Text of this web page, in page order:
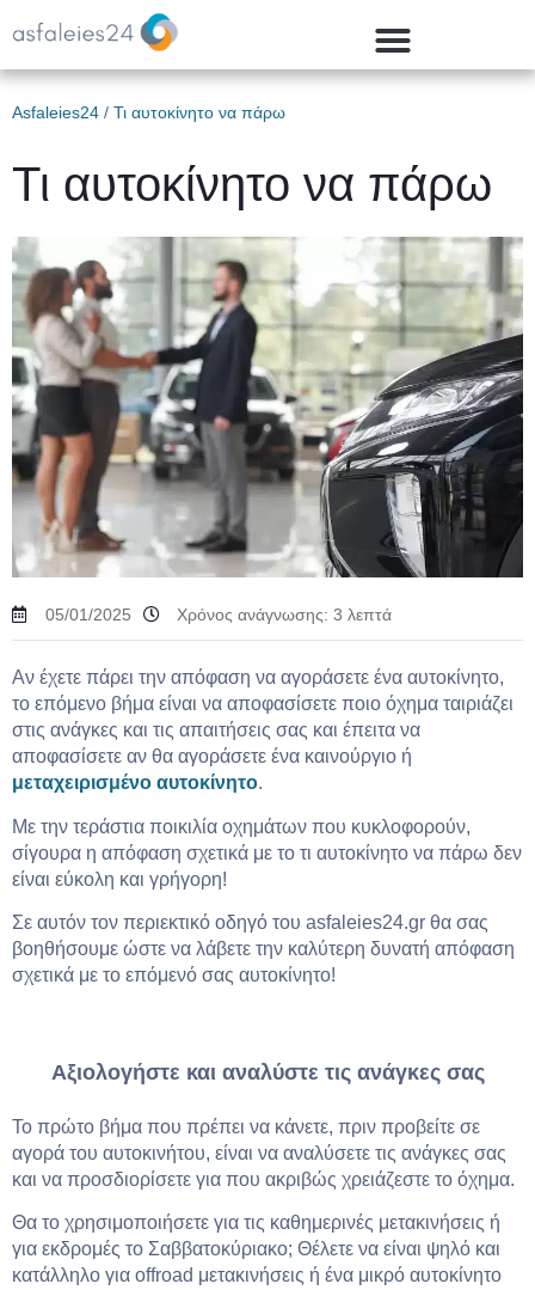
Asfaleies24 / Τι αυτοκίνητο να πάρω
Τι αυτοκίνητο να πάρω
05/01/2025 Χρόνος ανάγνωσης: 3 λεπτά
Αν έχετε πάρει την απόφαση να αγοράσετε ένα αυτοκίνητο,
το επόμενο βήμα είναι να αποφασίσετε ποιο όχημα ταιριάζει
στις ανάγκες και τις απαιτήσεις σας και έπειτα να
αποφασίσετε αν θα αγοράσετε ένα καινούργιο ή
μεταχειρισμένο αυτοκίνητο.
Με την τεράστια ποικιλία οχημάτων που κυκλοφορούν,
σίγουρα η απόφαση σχετικά με το τι αυτοκίνητο να πάρω δεν
είναι εύκολη και γρήγορη!
Σε αυτόν τον περιεκτικό οδηγό του asfaleies24.gr θα σας
βοηθήσουμε ώστε να λάβετε την καλύτερη δυνατή απόφαση
σχετικά με το επόμενό σας αυτοκίνητο!
Αξιολογήστε και αναλύστε τις ανάγκες σας
Το πρώτο βήμα που πρέπει να κάνετε, πριν προβείτε σε
αγορά του αυτοκινήτου, είναι να αναλύσετε τις ανάγκες σας
και να προσδιορίσετε για που ακριβώς χρειάζεστε το όχημα.
Θα το χρησιμοποιήσετε για τις καθημερινές μετακινήσεις ή
για εκδρομές το Σαββατοκύριακο; Θέλετε να είναι ψηλό και
κατάλληλο για offroad μετακινήσεις ή ένα μικρό αυτοκίνητο